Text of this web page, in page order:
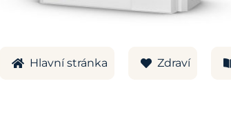
Hlavní stránka Zdraví